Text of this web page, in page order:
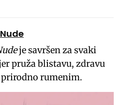
je savršen za svaki
pruža blistavu, zdravu
rumenim.